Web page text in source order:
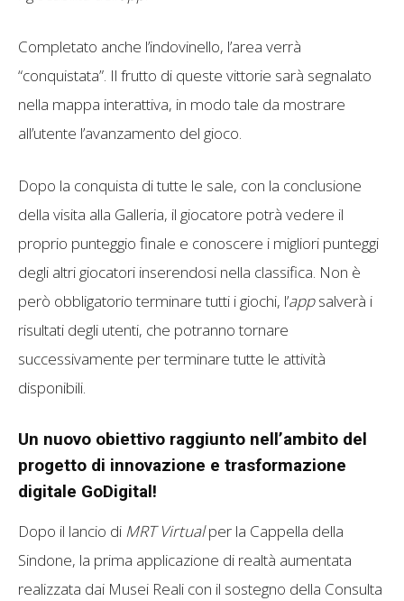
Completato anche l’indovinello, l’area verrà
“conquistata”. Il frutto di queste vittorie sarà segnalato
nella mappa interattiva, in modo tale da mostrare
all’utente l’avanzamento del gioco.
Dopo la conquista di tutte le sale, con la conclusione
della visita alla Galleria, il giocatore potrà vedere il
proprio punteggio finale e conoscere i migliori punteggi
degli altri giocatori inserendosi nella classifica. Non è
però obbligatorio terminare tutti i giochi, l’appsalverà i
risultati degli utenti, che potranno tornare
successivamente per terminare tutte le attività
disponibili.
Un nuovo obiettivo raggiunto nell’ambito del
progetto di innovazione e trasformazione
digitale GoDigital!
Dopo il lancio di MRT Virtualper la Cappella della
Sindone, la prima applicazione di realtà aumentata
realizzata dai Musei Reali con il sostegno della Consulta